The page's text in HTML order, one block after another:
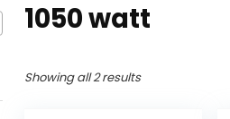
‎1050 watt
Showing all 2 results